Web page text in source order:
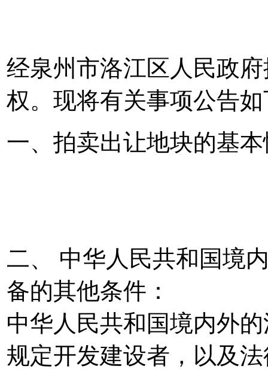
经泉州市洛江区人民政
权。现将有关事项公告
一、拍卖出让地块的基
二、 中华人民共和国境
备的其他条件：
中华人民共和国境内外
规定开发建设者，以及